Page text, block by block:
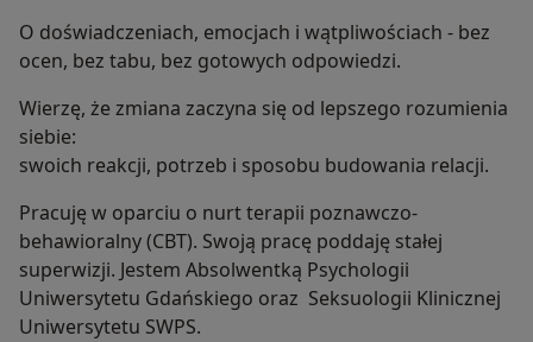
O doświadczeniach, emocjach i wątpliwościach - bez
ocen, bez tabu, bez gotowych odpowiedzi.
Wierzę, że zmiana zaczyna się od lepszego rozumienia
siebie:
swoich reakcji, potrzeb i sposobu budowania relacji.
Pracuję w oparciu o nurt terapii poznawczo-
behawioralny (CBT). Swoją pracę poddaję stałej
superwizji. Jestem Absolwentką Psychologii
Uniwersytetu Gdańskiego oraz Seksuologii Klinicznej
Uniwersytetu SWPS.